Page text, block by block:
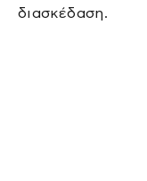
διασκέδαση.